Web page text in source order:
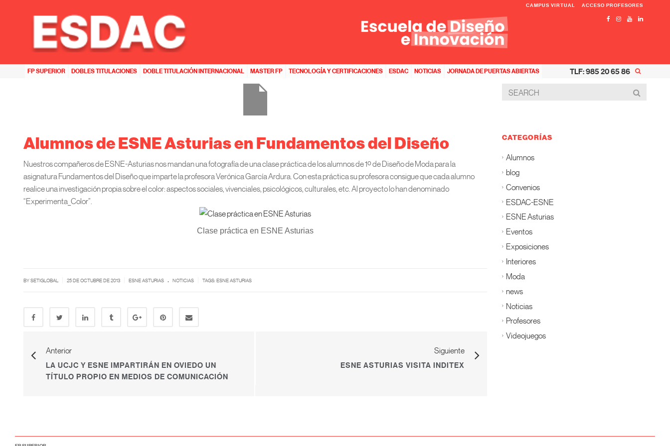
CAMPUS VIRTUAL ACCESO PROFESORES
FP SUPERIOR DOBLES TITULACIONES DOBLE TITULACIÓN INTERNACIONAL MASTER FP TECNOLOGÍA Y CERTIFICACIONES ESDAC NOTICIAS JORNADA DE PUERTAS ABIERTAS TLF: 985 20 65 86
Alumnos de ESNE Asturias en Fundamentos del Diseño
Nuestros compañeros de ESNE-Asturias nos mandan una fotografía de una clase práctica de los alumnos de 1º de Diseño de Moda para la
asignatura Fundamentos del Diseño que imparte la profesora Verónica García Ardura. Con esta práctica su profesora consigue que cada alumno
realice una investigación propia sobre el color: aspectos sociales, vivenciales, psicológicos, culturales, etc. Al proyecto lo han denominado
“Experimenta_Color”.
Clase práctica en ESNE Asturias
BY SETIGLOBAL 25 DE OCTUBRE DE 2013 ESNE ASTURIAS . NOTICIAS TAGS:ESNE ASTURIAS
Anterior
LA UCJC Y ESNE IMPARTIRÁN EN OVIEDO UN
TÍTULO PROPIO EN MEDIOS DE COMUNICACIÓN
Siguiente
ESNE ASTURIAS VISITA INDITEX
CATEGORÍAS
Alumnos
blog
Convenios
ESDAC-ESNE
ESNE Asturias
Eventos
Exposiciones
Interiores
Moda
news
Noticias
Profesores
Videojuegos